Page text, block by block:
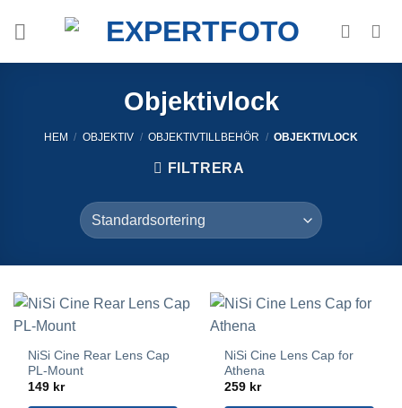
Objektivlock
HEM / OBJEKTIV / OBJEKTIVTILLBEHÖR / OBJEKTIVLOCK
FILTRERA
NiSi Cine Rear Lens Cap
PL-Mount
149 kr
NiSi Cine Lens Cap for
Athena
259 kr